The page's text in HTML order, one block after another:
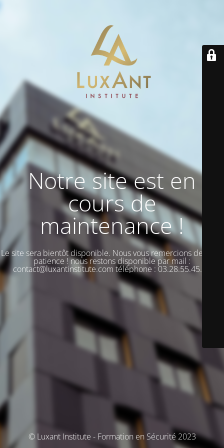
Notre site est en
cours de
maintenance !
Le site sera bientôt disponible. Nous vous remercions de votre
patience ! nous restons disponible par mail :
contact@luxantinstitute.com téléphone : 03.28.55.45.00
© Luxant Institute - Formation en Sécurité 2023